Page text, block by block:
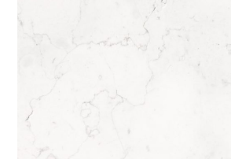
class
packaging
you